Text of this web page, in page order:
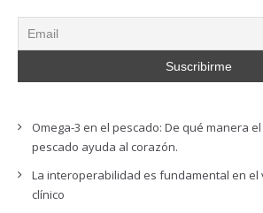
Omega-3 en el pescado: De qué manera
pescado ayuda al corazón.
La interoperabilidad es fundamental en el
clínico